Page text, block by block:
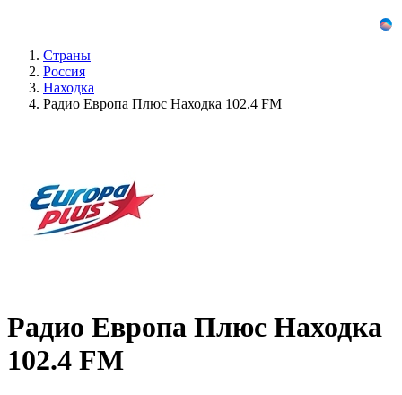
Страны
Россия
Находка
Радио Европа Плюс Находка 102.4 FM
Радио Европа Плюс Находка
102.4 FM